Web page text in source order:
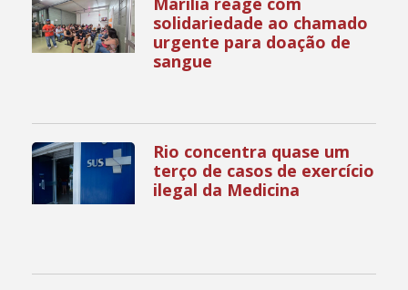
solidariedade ao chamado
urgente para doação de
sangue
Rio concentra quase um
terço de casos de exercício
ilegal da Medicina